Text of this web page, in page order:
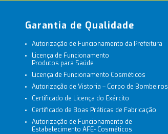
Garantia de Qualidade
Autorização de Funcionamento da Prefeitura
Licença de Funcionamento
Produtos para Saúde
Licença de Funcionamento Cosméticos
Autorização de Vistoria – Corpo de Bombeiros
Certificado de Licença do Exército
Certificado de Boas Práticas de Fabricação
Autorização de Funcionamento de
Estabelecimento AFE- Cosméticos